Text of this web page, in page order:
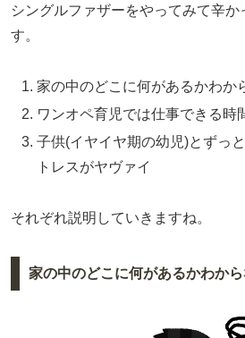
シングルファザーをやってみて辛
す。
家の中のどこに何があるかわか
ワンオペ育児では仕事できる時
子供(イヤイヤ期の幼児)とずっ
トレスがヤヴァイ
それぞれ説明していきますね。
家の中のどこに何があるかわか